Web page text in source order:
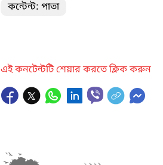
কন্টেন্ট: পাতা
এই কনটেন্টটি শেয়ার করতে ক্লিক করুন